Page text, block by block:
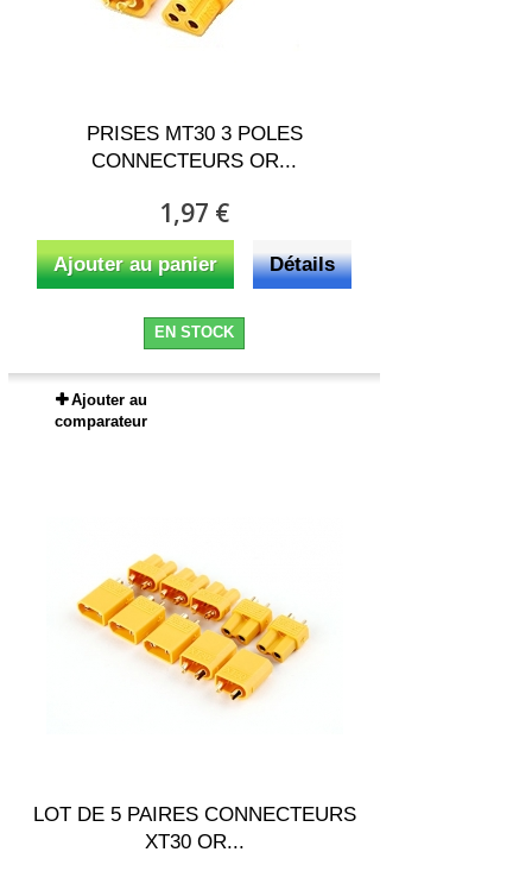
PRISES MT30 3 POLES
CONNECTEURS OR...
1,97 €
Ajouter au panier Détails
EN STOCK
Ajouter au
comparateur
LOT DE 5 PAIRES CONNECTEURS
XT30 OR...